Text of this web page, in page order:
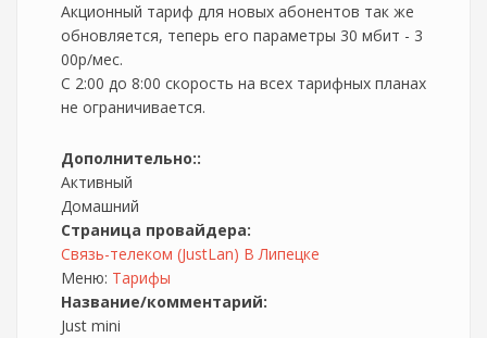
Акционный тариф для новых абонентов так же
обновляется, теперь его параметры 30 мбит - 3
00р/мес.
С 2:00 до 8:00 скорость на всех тарифных планах
не ограничивается.
Дополнительно::
Активный
Домашний
Страница провайдера:
Связь-телеком (JustLan) В Липецке
Меню: Тарифы
Название/комментарий:
Just mini